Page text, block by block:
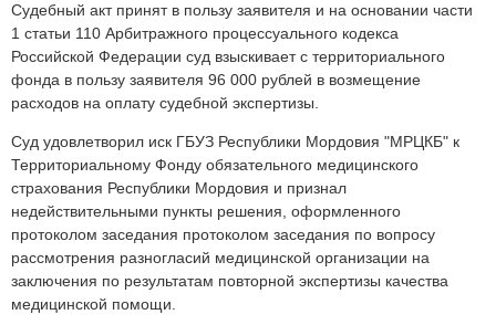
Судебный акт принят в пользу заявителя и на основании части
1 статьи 110 Арбитражного процессуального кодекса
Российской Федерации суд взыскивает с территориального
фонда в пользу заявителя 96 000 рублей в возмещение
расходов на оплату судебной экспертизы.
Суд удовлетворил иск ГБУЗ Республики Мордовия "МРЦКБ" к
Территориальному Фонду обязательного медицинского
страхования Республики Мордовия и признал
недействительными пункты решения, оформленного
протоколом заседания протоколом заседания по вопросу
рассмотрения разногласий медицинской организации на
заключения по результатам повторной экспертизы качества
медицинской помощи.